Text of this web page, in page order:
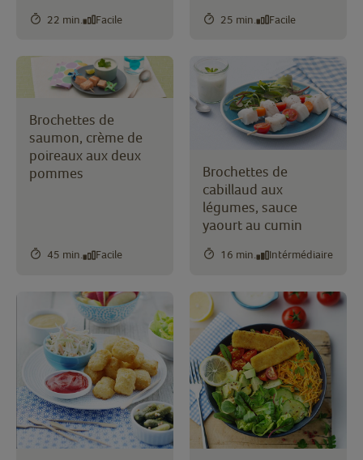
22 min. Facile 25 min. Facile
Brochettes de
saumon, crème de
poireaux aux deux
pommes
45 min. Facile
Brochettes de
cabillaud aux
légumes, sauce
yaourt au cumin
16 min. Intérmédiaire